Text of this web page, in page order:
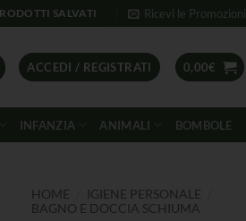
SALVATI Ricevi le Promozioni
ACCEDI / REGISTRATI 0,00€
INFANZIA ANIMALI BOMBOLE
HOME IGIENE PERSONALE
BAGNO E DOCCIA SCHIUMA